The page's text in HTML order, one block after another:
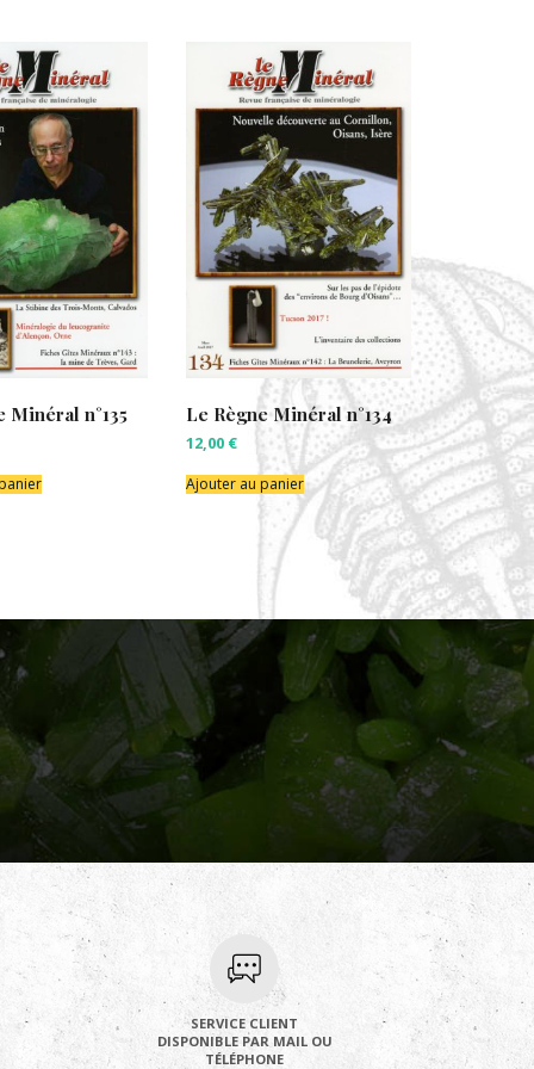
Minéral n°135 Le Règne Minéral n°134
12,00 €
Ajouter au panier
SERVICE CLIENT
DISPONIBLE PAR MAIL OU
TÉLÉPHONE